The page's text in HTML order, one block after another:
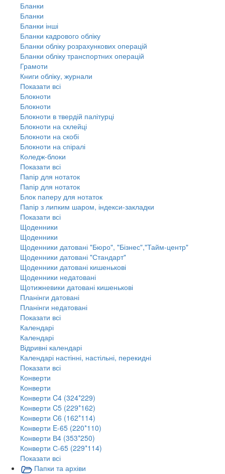
Бланки
Бланки
Бланки інші
Бланки кадрового обліку
Бланки обліку розрахункових операцій
Бланки обліку транспортних операцій
Грамоти
Книги обліку, журнали
Показати всі
Блокноти
Блокноти
Блокноти в твердій палітурці
Блокноти на склейці
Блокноти на скобі
Блокноти на спіралі
Коледж-блоки
Показати всі
Папір для нотаток
Папір для нотаток
Блок паперу для нотаток
Папір з липким шаром, індекси-закладки
Показати всі
Щоденники
Щоденники
Щоденники датовані "Бюро", "Бізнес","Тайм-центр"
Щоденники датовані "Стандарт"
Щоденники датовані кишенькові
Щоденники недатовані
Щотижневики датовані кишенькові
Планінги датовані
Планінги недатовані
Показати всі
Календарі
Календарі
Відривні календарі
Календарі настінні, настільні, перекидні
Показати всі
Конверти
Конверти
Конверти C4 (324*229)
Конверти C5 (229*162)
Конверти C6 (162*114)
Конверти E-65 (220*110)
Конверти В4 (353*250)
Конверти С-65 (229*114)
Показати всі
Папки та архіви